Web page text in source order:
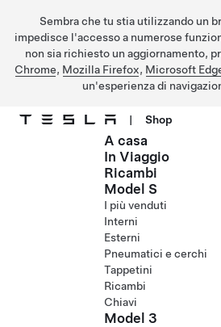
Sembra che tu stia utilizzando un
impedisce l'accesso a numerose
non sia richiesto un aggiornamento,
Chrome, Mozilla Firefox, Microsoft
un'esperienza di
Passa al contenuto principale
| Shop
A casa
In Viaggio
Ricambi
Model S
I più venduti
Interni
Esterni
Pneumatici e cerchi
Tappetini
Ricambi
Chiavi
Model 3